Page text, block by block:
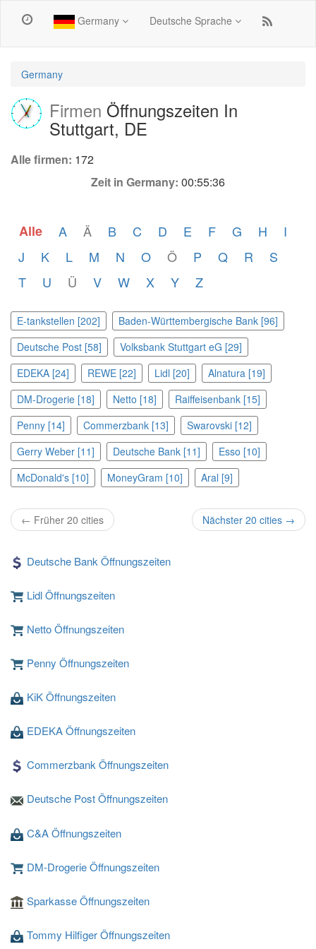
Germany Deutsche Sprache
Germany
Firmen Öffnungszeiten In
Stuttgart, DE
Alle firmen: 172
Zeit in Germany: 00:55:36
Alle A Ä B C D E F G H
I
J
K L M N O Ö P Q R
S
T
U Ü V W X Y Z
E-tankstellen [202]
Baden-Württembergische Bank [96]
Deutsche Post [58]
Volksbank Stuttgart eG [29]
EDEKA [24]
REWE [22] Lidl [20]
Alnatura [19]
DM-Drogerie [18]
Netto [18]
Raiffeisenbank [15]
Penny [14]
Commerzbank [13]
Swarovski [12]
Gerry Weber [11]
Deutsche Bank [11]
Esso [10]
McDonald's [10]
MoneyGram [10] Aral [9]
← Früher 20 cities Nächster 20 cities →
Loading ...
Deutsche Bank Öffnungszeiten
Lidl Öffnungszeiten
Netto Öffnungszeiten
Penny Öffnungszeiten
KiK Öffnungszeiten
EDEKA Öffnungszeiten
Commerzbank Öffnungszeiten
Deutsche Post Öffnungszeiten
C&A Öffnungszeiten
DM-Drogerie Öffnungszeiten
Sparkasse Öffnungszeiten
Tommy Hilfiger Öffnungszeiten